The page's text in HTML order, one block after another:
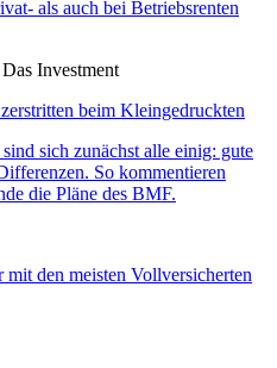
als auch bei Betriebsrenten
Investment
beim Kleingedruckten
sich zunächst alle einig: gute
So kommentieren
die Pläne des BMF.
den meisten Vollversicherten